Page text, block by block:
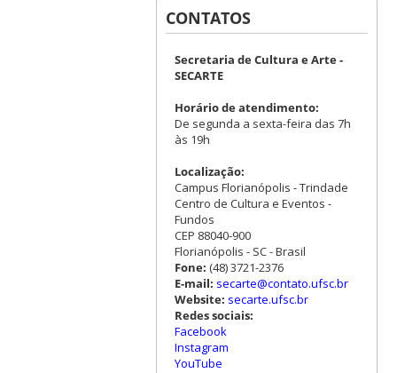
CONTATOS
Secretaria de Cultura e Arte -
SECARTE
Horário de atendimento:
De segunda a sexta-feira das 7h
às 19h
Localização:
Campus Florianópolis - Trindade
Centro de Cultura e Eventos -
Fundos
CEP 88040-900
Florianópolis - SC - Brasil
Fone: (48) 3721-2376
E-mail: secarte@contato.ufsc.br
Website: secarte.ufsc.br
Redes sociais:
Facebook
Instagram
YouTube